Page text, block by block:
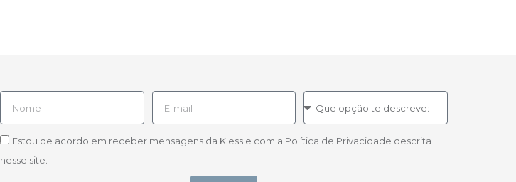
Estou de acordo em receber mensagens da Kless e com a Política de Privacidade descrita
nesse site.